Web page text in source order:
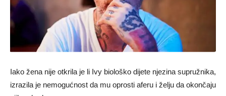
Iako žena nije otkrila je li Ivy biološko dijete njezina supružnika,
izrazila je nemogućnost da mu oprosti aferu i želju da okončaju